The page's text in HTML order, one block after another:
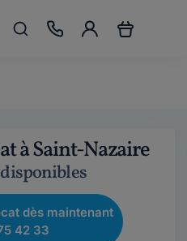
à Saint-Nazaire
disponibles
dès maintenant
42 33